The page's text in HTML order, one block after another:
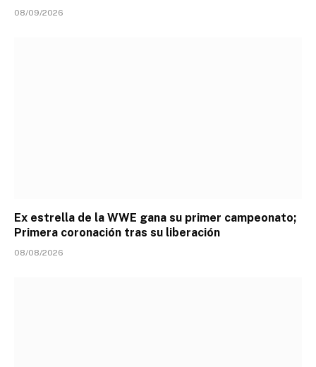
08/09/2026
Ex estrella de la WWE gana su primer campeonato;
Primera coronación tras su liberación
08/08/2026